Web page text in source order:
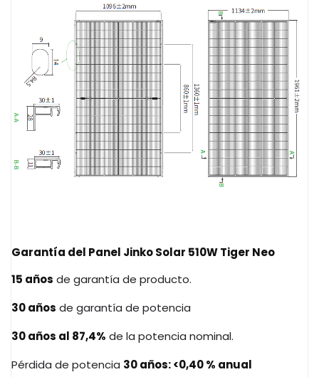
Garantía del Panel Jinko Solar 510W Tiger Neo
15 años de garantía de producto.
30 años de garantía de potencia
30 años al 87,4% de la potencia nominal.
Pérdida de potencia 30 años: <0,40 % anual